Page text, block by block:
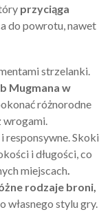
przyciąga
do powrotu, nawet
strzelanki.
Mugmana w
różnorodne
wrogami.
responsywne. Skoki
i długości, co
miejscach.
rodzaje broni,
własnego stylu gry.